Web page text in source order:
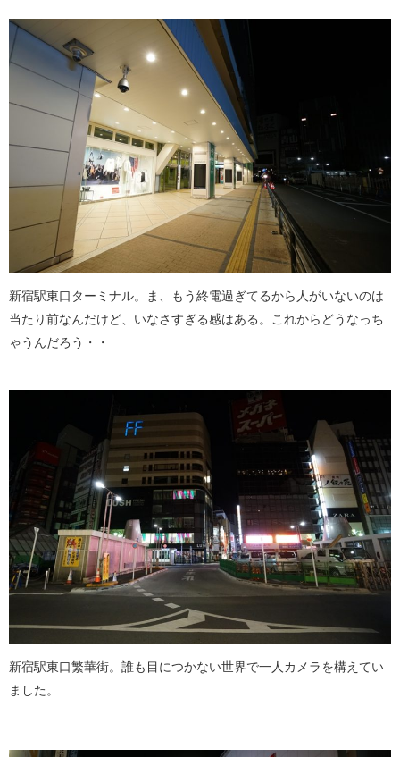
新宿駅東口ターミナル。ま、もう終電過ぎてるから人がいないのは
当たり前なんだけど、いなさすぎる感はある。これからどうなっち
ゃうんだろう・・
新宿駅東口繁華街。誰も目につかない世界で一人カメラを構えてい
ました。